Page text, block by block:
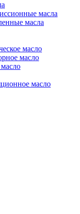
масла
масла
масло
масло
масло